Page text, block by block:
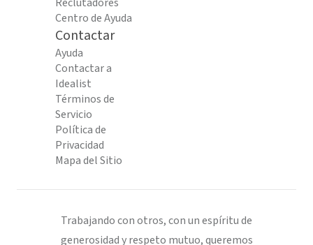
Centro de Ayuda
Contactar
Ayuda
Contactar a
Idealist
Términos de
Servicio
Política de
Privacidad
Mapa del Sitio
Trabajando con otros, con un espíritu de
generosidad y respeto mutuo, queremos